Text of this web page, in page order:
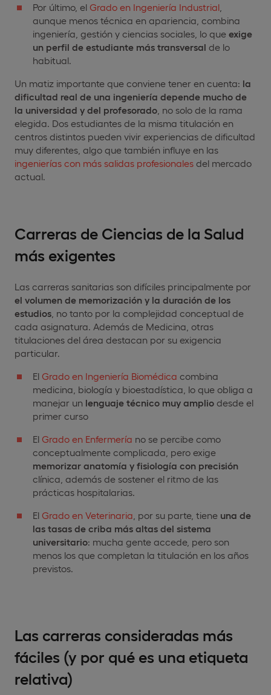
Por último, el Grado en Ingeniería Industrial
aunque menos técnica en apariencia, combina
ingeniería, gestión y ciencias sociales, lo que exige
un perfil de estudiante más transversal de lo
habitual.
Un matiz importante que conviene tener en cuenta: la
dificultad real de una ingeniería depende mucho de
la universidad y del profesorado , no solo de la rama
elegida. Dos estudiantes de la misma titulación en
centros distintos pueden vivir experiencias de dificultad
muy diferentes, algo que también influye en las
ingenierías con más salidas profesionales del mercado
actual.
Carreras de Ciencias de la Salud
más exigentes
Las carreras sanitarias son difíciles principalmente por
el volumen de memorización y la duración de los
estudios , no tanto por la complejidad conceptual de
cada asignatura. Además de Medicina, otras
titulaciones del área destacan por su exigencia
particular.
El Grado en Ingeniería Biomédica combina
medicina, biología y bioestadística, lo que obliga a
manejar un lenguaje técnico muy amplio desde el
primer curso
El Grado en Enfermería no se percibe como
conceptualmente complicada, pero exige
memorizar anatomía y fisiología con precisión
clínica, además de sostener el ritmo de las
prácticas hospitalarias.
El Grado en Veterinaria , por su parte, tiene una de
las tasas de criba más altas del sistema
universitario: mucha gente accede, pero son
menos los que completan la titulación en los años
previstos.
Las carreras consideradas más
fáciles (y por qué es una etiqueta
relativa)